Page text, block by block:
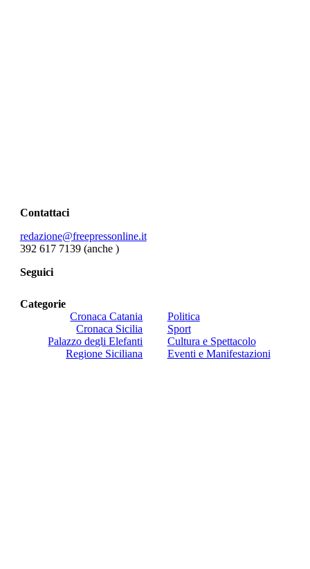
Contattaci
redazione@freepressonline.it
392 617 7139 (anche )
Seguici
Categorie
Cronaca Catania
Cronaca Sicilia
Palazzo degli Elefanti
Regione Siciliana
Politica
Sport
Cultura e Spettacolo
Eventi e Manifestazioni